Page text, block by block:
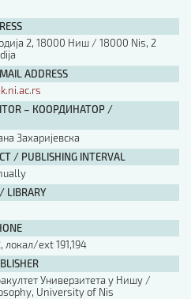
2, 18000 Ниш / 18000 Nis, 2
ADDRESS
– КООРДИНАТОР /
Захаријевска
/ PUBLISHING INTERVAL
локал/ext 191,194
Универзитета у Нишу /
University of Nis